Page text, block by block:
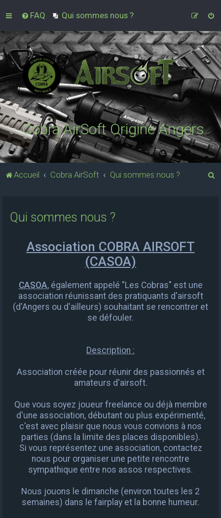
FAQ Qui sommes nous ?
Cobra AirSoft Origine Angers
Accueil Cobra AirSoft Qui sommes nous ?
Qui sommes nous ?
Association COBRA AIRSOFT
(CASOA)
CASOA, également appelé "Les Cobras" est une
association réunissant des pratiquants d'airsoft
(d'Angers ou d'ailleurs) souhaitant se rencontrer et
se défouler.
Description :
Association créée pour réunir des passionnés et
amateurs d'airsoft.
Que vous soyez joueur freelance ou déjà membre
d'une association, débutant ou plus expérimenté,
c'est avec plaisir que nous vous convions à nos
parties (dans la limite des places disponibles).
Si vous représentez une association, contactez
nous pour organiser une petite rencontre
sympathique entre nos assos respectives.
Nous jouons le dimanche (environ toutes les 2
semaines) dans le fairplay et la bonne humeur.